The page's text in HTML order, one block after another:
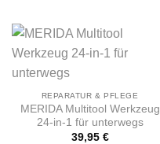
REPARATUR & PFLEGE
MERIDA Multitool Werkzeug
24-in-1 für unterwegs
39,95 €